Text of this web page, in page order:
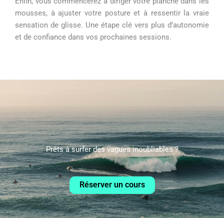
mousses, à ajuster votre posture et à ressentir la vraie
sensation de glisse. Une étape clé vers plus d’autonomie
et de confiance dans vos prochaines sessions.
Prêts à surfer des vagues inoubliables ?
Réserver un cours